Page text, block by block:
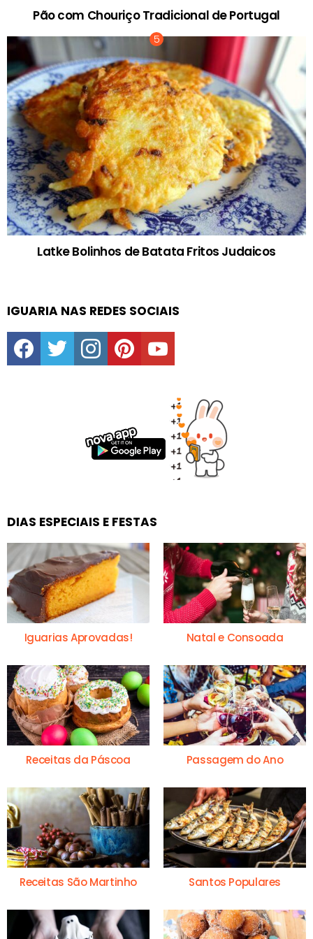
Pão com Chouriço Tradicional de Portugal
Latke Bolinhos de Batata Fritos Judaicos
IGUARIA NAS REDES SOCIAIS
facebooktwitter instagrampinterestyoutube
DIAS ESPECIAIS E FESTAS
Iguarias Aprovadas! Natal e Consoada
Receitas da Páscoa Passagem do Ano
Receitas São Martinho Santos Populares